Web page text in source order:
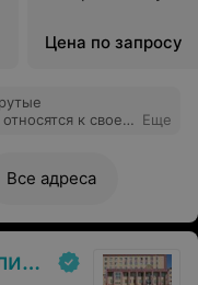
Цена по запросу
к своей
Еще
Все адреса